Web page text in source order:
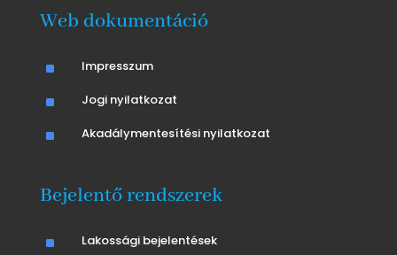
Web dokumentáció
^ Impresszum
^ Jogi nyilatkozat
^ Akadálymentesítési nyilatkozat
Bejelentő rendszerek
^ Lakossági bejelentések